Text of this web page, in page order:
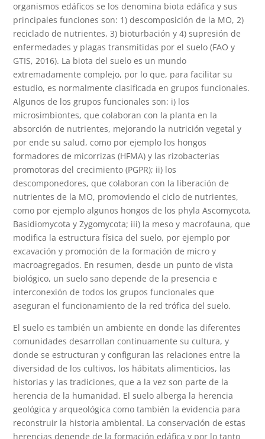
organismos edáficos se los denomina biota edáfica y sus
principales funciones son: 1) descomposición de la MO, 2)
reciclado de nutrientes, 3) bioturbación y 4) supresión de
enfermedades y plagas transmitidas por el suelo (FAO y
GTIS, 2016). La biota del suelo es un mundo
extremadamente complejo, por lo que, para facilitar su
estudio, es normalmente clasificada en grupos funcionales.
Algunos de los grupos funcionales son: i) los
microsimbiontes, que colaboran con la planta en la
absorción de nutrientes, mejorando la nutrición vegetal y
por ende su salud, como por ejemplo los hongos
formadores de micorrizas (HFMA) y las rizobacterias
promotoras del crecimiento (PGPR); ii) los
descomponedores, que colaboran con la liberación de
nutrientes de la MO, promoviendo el ciclo de nutrientes,
como por ejemplo algunos hongos de los phyla Ascomycota,
Basidiomycota y Zygomycota; iii) la meso y macrofauna, que
modifica la estructura física del suelo, por ejemplo por
excavación y promoción de la formación de micro y
macroagregados. En resumen, desde un punto de vista
biológico, un suelo sano depende de la presencia e
interconexión de todos los grupos funcionales que
aseguran el funcionamiento de la red trófica del suelo.
El suelo es también un ambiente en donde las diferentes
comunidades desarrollan continuamente su cultura, y
donde se estructuran y configuran las relaciones entre la
diversidad de los cultivos, los hábitats alimenticios, las
historias y las tradiciones, que a la vez son parte de la
herencia de la humanidad. El suelo alberga la herencia
geológica y arqueológica como también la evidencia para
reconstruir la historia ambiental. La conservación de estas
herencias depende de la formación edáfica y por lo tanto